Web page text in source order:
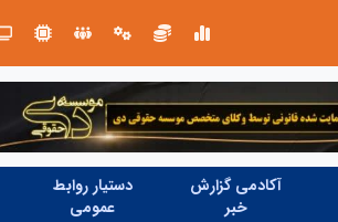
آکادمی گزارش
خبر
دستیار روابط
عمومی